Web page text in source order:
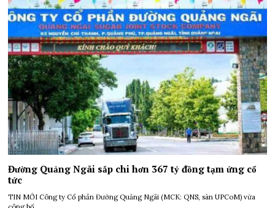
Đường Quảng Ngãi sắp chi hơn 367 tỷ đồng tạm ứng cổ
tức
TIN MỚI Công ty Cổ phần Đường Quảng Ngãi (MCK: QNS, sàn UPCoM) vừa